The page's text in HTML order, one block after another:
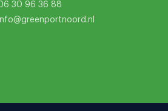
30 96 36 88